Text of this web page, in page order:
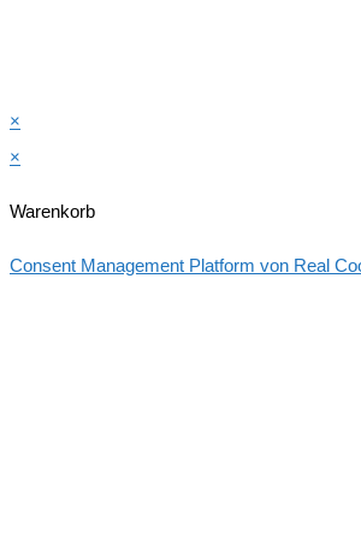
×
×
Warenkorb
Consent Management Platform von Real